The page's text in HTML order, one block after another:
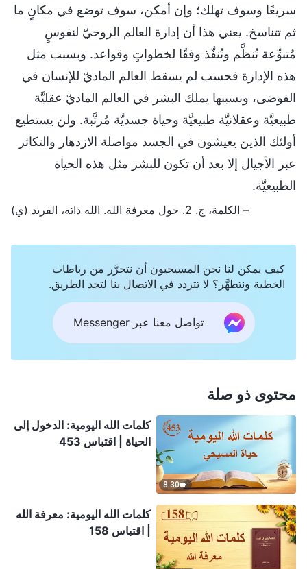
سريعًا وسوف تهلك؛ وإن أمكن، سوف توضع في مكانٍ ما
ثم تتناسخ. يعني هذا أن إدارة العالم الروحيّ لنفوسٍ
مُتنوِّعة تُنظَّم وتُنفَّذ وفقًا لخطواتٍ وقواعد. وبسبب مثل
هذه الإدارة فحسب لم يسقط العالم الماديّ للإنسان في
الفوضى، وبسببها يملك البشر في العالم الماديّ عقليَّة
طبيعيَّة وعقلانيَّة طبيعيَّة وحياة جسديَّة مُرتَّبة. ولن يستطيع
أولئك الذين يعيشون في الجسد مواصلة الازدهار والتكاثر
عبر الأجيال إلا بعد أن تكون للبشر مثل هذه الحياة
الطبيعيَّة.
– الكلمة، ج. 2. حول معرفة الله. الله ذاته، الفريد (ي)
كيف يمكن لنا نحن المسيحيون أن نتحرَّر من رباطات
الخطية ونتطهَّر؟ لا تتردد في الاتصال بنا لتجد الطريق.
تواصل معنا عبر Messenger
محتوى ذو صلة
8:30
كلمات الله اليومية: الدخول إلى
الحياة | اقتباس 453
كلمات الله اليومية: معرفة الله
| اقتباس 158